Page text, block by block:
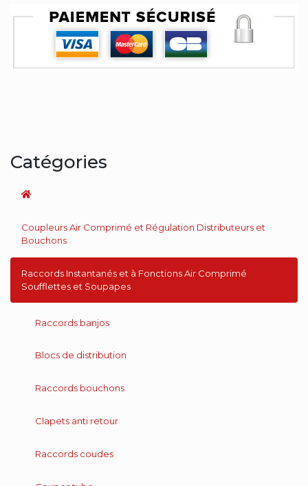
Catégories
Coupleurs Air Comprimé et Régulation Distributeurs et
Bouchons
Raccords Instantanés et à Fonctions Air Comprimé
Soufflettes et Soupapes
Raccords banjos
Blocs de distribution
Raccords bouchons
Clapets anti retour
Raccords coudes